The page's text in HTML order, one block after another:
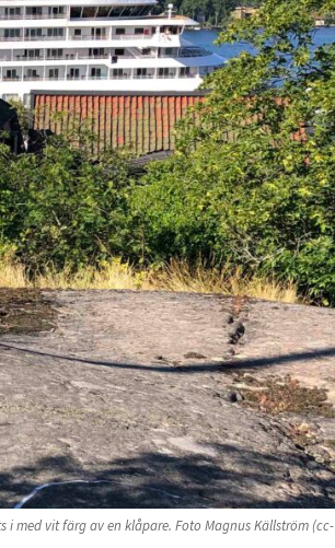
i med vit färg av en klåpare. Foto Magnus Källström (cc-